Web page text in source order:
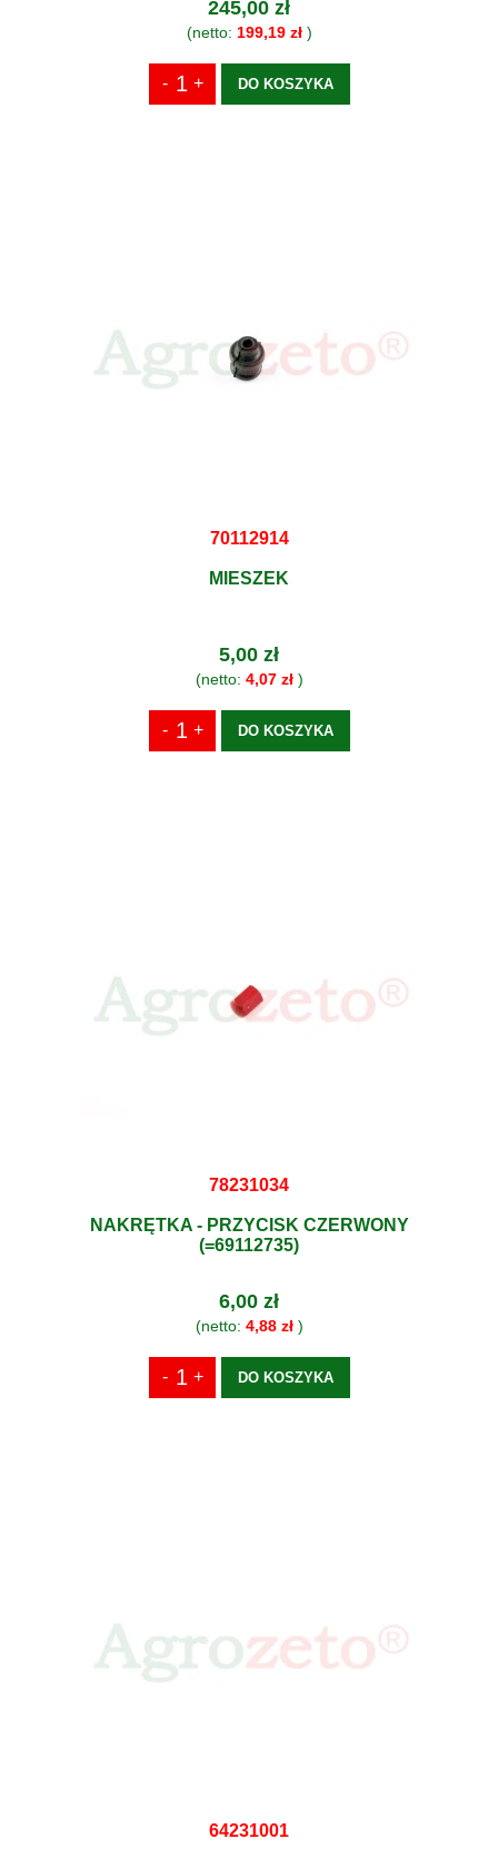
245,00 zł
(netto: 199,19 zł)
DO KOSZYKA
70112914
MIESZEK
5,00 zł
(netto: 4,07 zł)
DO KOSZYKA
78231034
NAKRĘTKA - PRZYCISK CZERWONY
(=69112735)
6,00 zł
(netto: 4,88 zł)
DO KOSZYKA
64231001